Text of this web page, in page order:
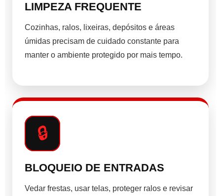
LIMPEZA FREQUENTE
Cozinhas, ralos, lixeiras, depósitos e áreas
úmidas precisam de cuidado constante para
manter o ambiente protegido por mais tempo.
🔒
BLOQUEIO DE ENTRADAS
Vedar frestas, usar telas, proteger ralos e revisar